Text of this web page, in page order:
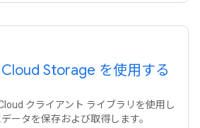
Storage を使用する
クライアント ライブラリを使用し
ータを保存および取得します。